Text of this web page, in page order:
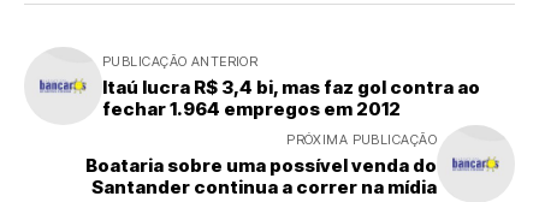
PUBLICAÇÃO ANTERIOR
Itaú lucra R$ 3,4 bi, mas faz gol contra ao
fechar 1.964 empregos em 2012
PRÓXIMA PUBLICAÇÃO
Boataria sobre uma possível venda do
Santander continua a correr na mídia